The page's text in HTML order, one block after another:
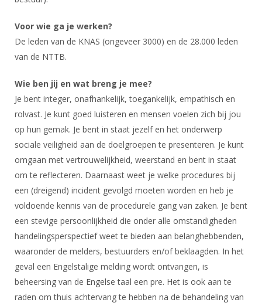
Voor wie ga je werken?
De leden van de KNAS (ongeveer 3000) en de 28.000 leden
van de NTTB.
Wie ben jij en wat breng je mee?
Je bent integer, onafhankelijk, toegankelijk, empathisch en
rolvast. Je kunt goed luisteren en mensen voelen zich bij jou
op hun gemak. Je bent in staat jezelf en het onderwerp
sociale veiligheid aan de doelgroepen te presenteren. Je kunt
omgaan met vertrouwelijkheid, weerstand en bent in staat
om te reflecteren. Daarnaast weet je welke procedures bij
een (dreigend) incident gevolgd moeten worden en heb je
voldoende kennis van de procedurele gang van zaken. Je bent
een stevige persoonlijkheid die onder alle omstandigheden
handelingsperspectief weet te bieden aan belanghebbenden,
waaronder de melders, bestuurders en/of beklaagden. In het
geval een Engelstalige melding wordt ontvangen, is
beheersing van de Engelse taal een pre. Het is ook aan te
raden om thuis achtervang te hebben na de behandeling van